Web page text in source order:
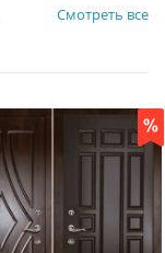
Смотреть все